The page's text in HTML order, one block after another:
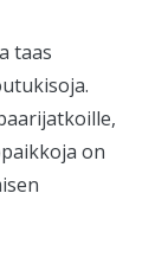
taas
on